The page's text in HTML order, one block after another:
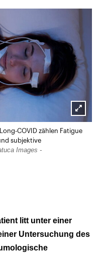
Lightbox
öffnen
COVID zählen Fatigue
subjektive
Images -
litt unter einer
Untersuchung des